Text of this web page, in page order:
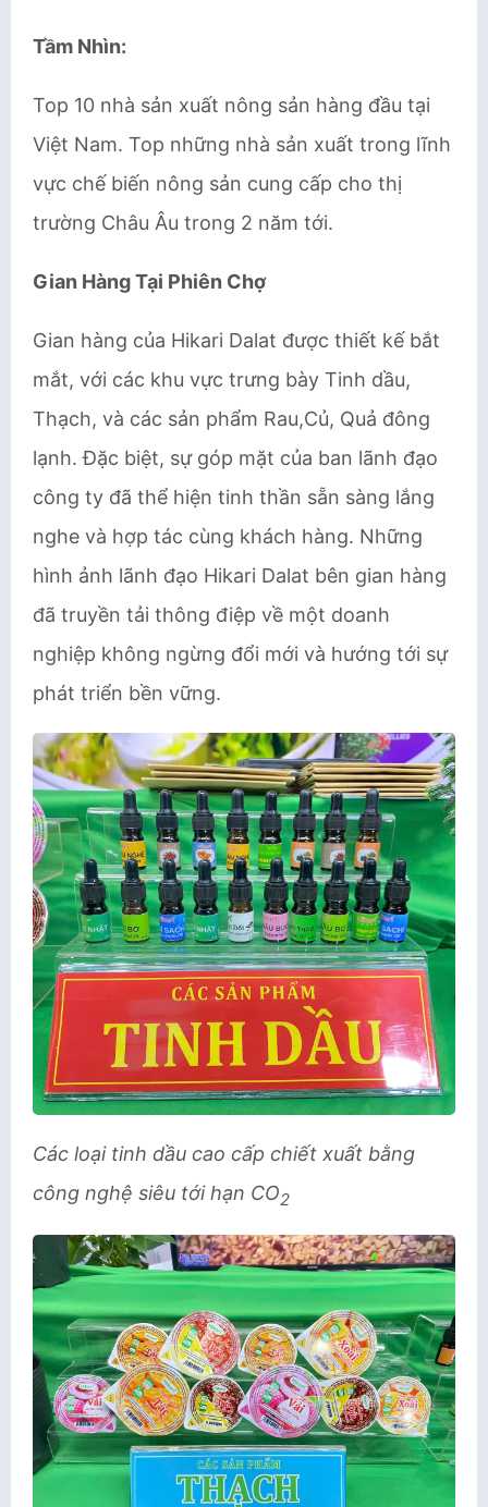
Tầm Nhìn:
Top 10 nhà sản xuất nông sản hàng đầu tại
Việt Nam. Top những nhà sản xuất trong lĩnh
vực chế biến nông sản cung cấp cho thị
trường Châu Âu trong 2 năm tới.
Gian Hàng Tại Phiên Chợ
Gian hàng của Hikari Dalat được thiết kế bắt
mắt, với các khu vực trưng bày Tinh dầu,
Thạch, và các sản phẩm Rau,Củ, Quả đông
lạnh. Đặc biệt, sự góp mặt của ban lãnh đạo
công ty đã thể hiện tinh thần sẵn sàng lắng
nghe và hợp tác cùng khách hàng. Những
hình ảnh lãnh đạo Hikari Dalat bên gian hàng
đã truyền tải thông điệp về một doanh
nghiệp không ngừng đổi mới và hướng tới sự
phát triển bền vững.
Các loại tinh dầu cao cấp chiết xuất bằng
công nghệ siêu tới hạn CO2